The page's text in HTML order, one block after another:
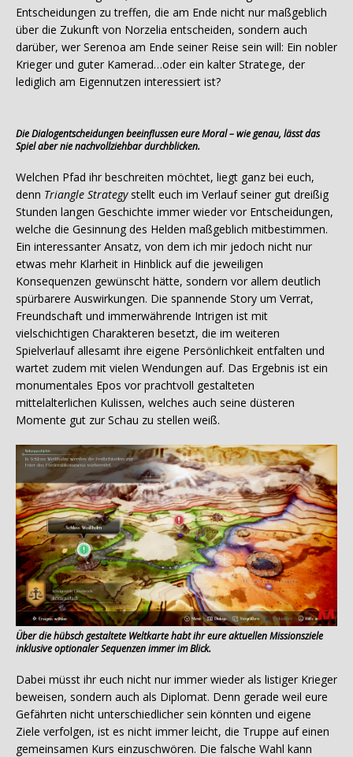
Entscheidungen zu treffen, die am Ende nicht nur maßgeblich
über die Zukunft von Norzelia entscheiden, sondern auch
darüber, wer Serenoa am Ende seiner Reise sein will: Ein nobler
Krieger und guter Kamerad…oder ein kalter Stratege, der
lediglich am Eigennutzen interessiert ist?
Die Dialogentscheidungen beeinflussen eure Moral – wie genau, lässt das
Spiel aber nie nachvollziehbar durchblicken.
Welchen Pfad ihr beschreiten möchtet, liegt ganz bei euch,
denn Triangle Strategystellt euch im Verlauf seiner gut dreißig
Stunden langen Geschichte immer wieder vor Entscheidungen,
welche die Gesinnung des Helden maßgeblich mitbestimmen.
Ein interessanter Ansatz, von dem ich mir jedoch nicht nur
etwas mehr Klarheit in Hinblick auf die jeweiligen
Konsequenzen gewünscht hätte, sondern vor allem deutlich
spürbarere Auswirkungen. Die spannende Story um Verrat,
Freundschaft und immerwährende Intrigen ist mit
vielschichtigen Charakteren besetzt, die im weiteren
Spielverlauf allesamt ihre eigene Persönlichkeit entfalten und
wartet zudem mit vielen Wendungen auf. Das Ergebnis ist ein
monumentales Epos vor prachtvoll gestalteten
mittelalterlichen Kulissen, welches auch seine düsteren
Momente gut zur Schau zu stellen weiß.
Über die hübsch gestaltete Weltkarte habt ihr eure aktuellen Missionsziele
inklusive optionaler Sequenzen immer im Blick.
Dabei müsst ihr euch nicht nur immer wieder als listiger Krieger
beweisen, sondern auch als Diplomat. Denn gerade weil eure
Gefährten nicht unterschiedlicher sein könnten und eigene
Ziele verfolgen, ist es nicht immer leicht, die Truppe auf einen
gemeinsamen Kurs einzuschwören. Die falsche Wahl kann